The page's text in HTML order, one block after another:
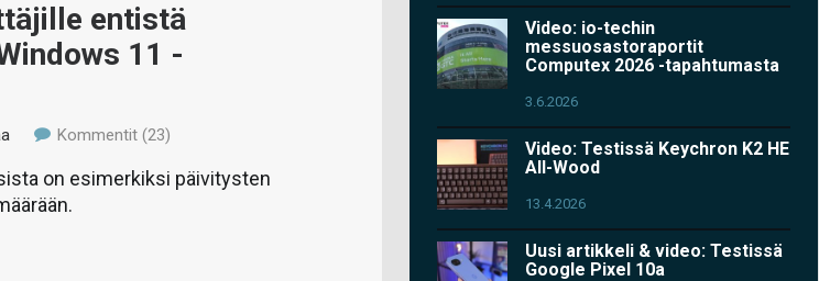
entistä
11 -
Kommentit (23)
on esimerkiksi päivitysten
Video: io-techin
messuosastoraportit
Computex 2026 -tapahtumasta
3.6.2026
Video: Testissä Keychron K2 HE
All-Wood
13.4.2026
Uusi artikkeli & video: Testissä
Google Pixel 10a